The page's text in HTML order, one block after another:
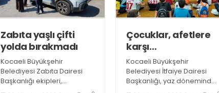
Zabıta yaşlı çifti
yolda bırakmadı
Kocaeli Büyükşehir
Belediyesi Zabıta Dairesi
Başkanlığı ekipleri,
Belçika’dan geldiği
Çocuklar, afetlere
karşı
bilinçlendiriliyor
Kocaeli Büyükşehir
Belediyesi İtfaiye Dairesi
Başkanlığı, yaz döneminde
Kur’an kurslarında ve yaz